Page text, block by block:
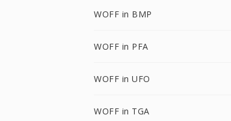
WOFF in BMP
WOFF in PFA
WOFF in UFO
WOFF in TGA